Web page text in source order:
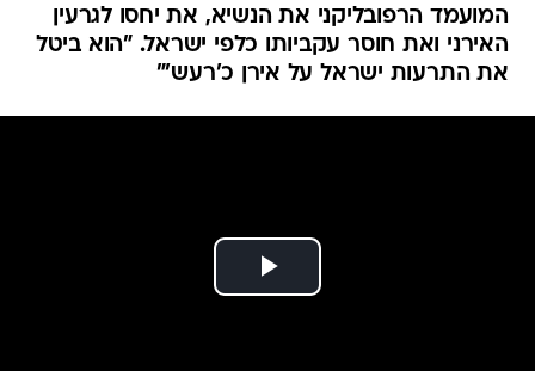
המועמד הרפובליקני את הנשיא, את יחסו לגרעין
האירני ואת חוסר עקביותו כלפי ישראל. "הוא ביטל
את התרעות ישראל על אירן כ'רעש'"